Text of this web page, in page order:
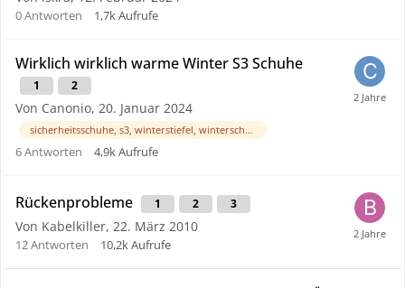
0Antworten 1,7kAufrufe
Wirklich wirklich warme Winter S3 Schuhe
1 2
Von Canonio, 20. Januar 2024
sicherheitsschuhe, s3, winterstiefel, winterschuhe, kälte, wetter
6Antworten 4,9kAufrufe
Rückenprobleme 1 2 3
Von Kabelkiller, 22. März 2010
12Antworten 10,2kAufrufe